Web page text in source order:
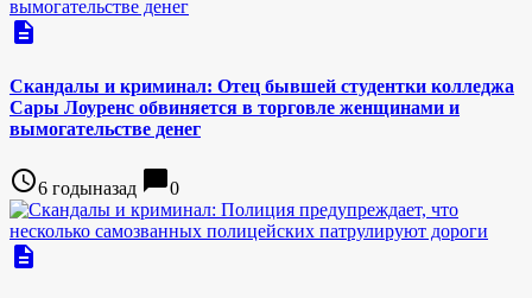
description
Скандалы и криминал: Отец бывшей студентки колледжа
Сары Лоуренс обвиняется в торговле женщинами и
вымогательстве денег
access_time6 годыназад chat_bubble0
description